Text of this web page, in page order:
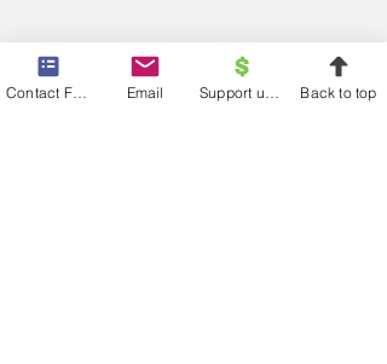
Contact Form Email Back to top